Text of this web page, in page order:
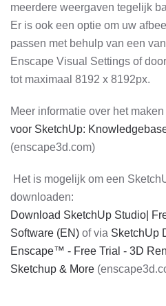
meerdere weergaven tegelijk
Er is ook een optie om uw
passen met behulp van een
Enscape Visual Settings of
tot maximaal 8192 x 8192px.
Meer informatie over het
voor SketchUp:
(enscape3d.com)
Het is mogelijk om een
downloaden:
Download SketchUp Studio|
Software (EN) of via SketchUp
Enscape™ - Free Trial - 3D
Sketchup & More